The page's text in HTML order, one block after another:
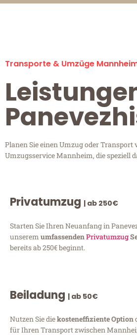
Transporte & Umzüge
Planen Sie einen Umzug oder
Umzugsservice Mannheim, die speziell
Privatumzug | ab 250€
Starten Sie Ihren Neuanfang in
unserem umfassendenPrivatumzug
bereits ab 250€ beginnt.
Beiladung | ab 50€
Nutzen Sie diekosteneffiziente Option
für Ihren Transport zwischen